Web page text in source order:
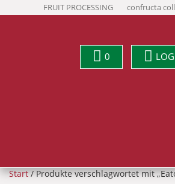
FRUIT PROCESSING confructa
0
Start/ Produkte verschlagwortet mit